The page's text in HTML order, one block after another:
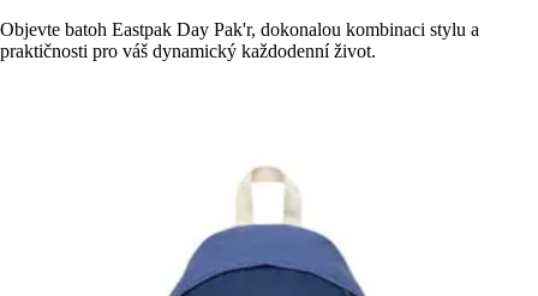
Objevte batoh Eastpak Day Pak'r, dokonalou kombinaci stylu a
praktičnosti pro váš dynamický každodenní život.